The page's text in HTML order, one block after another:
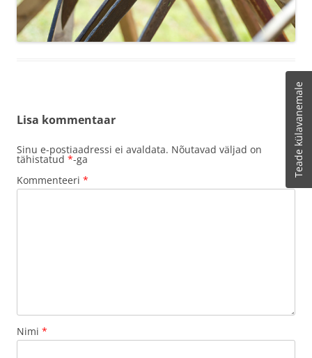
Lisa kommentaar
Sinu e-postiaadressi ei avaldata. Nõutavad väljad on
tähistatud *-ga
Kommenteeri *
Nimi *
Teade külavanemale